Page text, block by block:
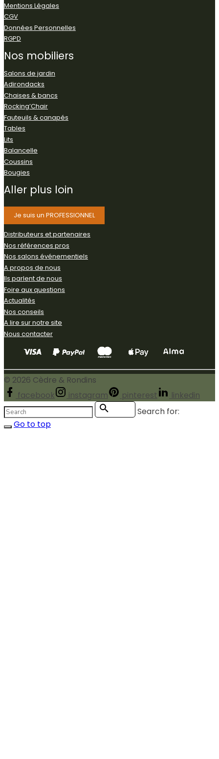
Mentions Légales
CGV
Données Personnelles
RGPD
Nos mobiliers
Salons de jardin
Adirondacks
Chaises & bancs
Rocking’Chair
Fauteuils & canapés
Tables
Lits
Balancelle
Coussins
Bougies
Aller plus loin
Je suis un PROFESSIONNEL
Distributeurs et partenaires
Nos références pros
Nos salons événementiels
A propos de nous
Ils parlent de nous
Foire aux questions
Actualités
Nos conseils
A lire sur notre site
Nous contacter
© 2026 Cèdre & Rondins
facebook
instagram pinterest linkedin
Search for:
Go to top